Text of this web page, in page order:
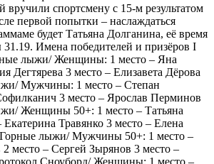
вручили спортсмену с 15-м результатом
первой попытки – наслаждаться
будет Татьяна Долганина, её время
31.19. Имена победителей и призёров I
лыжи/ Женщины: 1 место – Яна
Дегтярева 3 место – Елизавета Дёрова
Мужчины: 1 место – Степан
3 место – Ярослав Перминов
Женщины 50+: 1 место – Татьяна
Травянко 3 место – Елена
Горные лыжи/ Мужчины 50+: 1 место –
место – Сергей Зырянов 3 место –
Сноуборд/ Женщины: 1 место –